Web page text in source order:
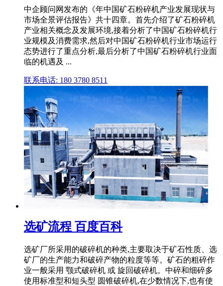
中企顾问网发布的《年中国矿石粉碎机产业发展现状与
市场全景评估报告》共十四章。首先介绍了矿石粉碎机
产业相关概念及发展环境,接着分析了中国矿石粉碎机行
业规模及消费需求,然后对中国矿石粉碎机行业市场运行
态势进行了重点分析,最后分析了中国矿石粉碎机行业面
临的机遇及 ...
联系电话: 180 3780 8511
选矿流程 百度百科
选矿厂所采用的破碎机的种类,主要取决于矿石性质、选
矿厂的生产能力和破碎产物的粒度等等。矿石的粗碎作
业一般采用 颚式破碎机 或 旋回破碎机。中碎和细碎多
使用标准型和短头型 圆锥破碎机,在少数情况下,也有使